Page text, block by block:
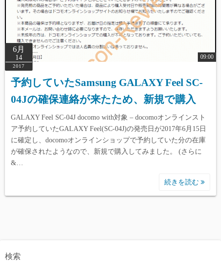
6月
14
2017
09:00
予約していたSamsung GALAXY Feel SC-
04Jの確保連絡が来たため、新規で購入
GALAXY Feel SC-04J docomo with対象 – docomoオンラインスト
ア予約していたGALAXY Feel(SC-04J)の発売日が2017年6月15日
に確定し、docomoオンラインショップで予約していた分の在庫
が確保されたようなので、新規で購入してみました。 (さらに
&…
続きを読む
検索